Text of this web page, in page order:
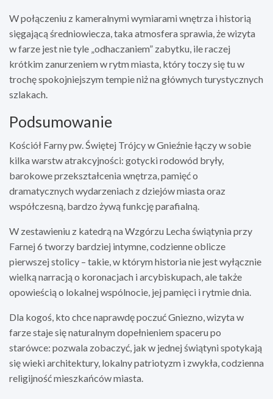
W połączeniu z kameralnymi wymiarami wnętrza i historią
sięgającą średniowiecza, taka atmosfera sprawia, że wizyta
w farze jest nie tyle „odhaczaniem” zabytku, ile raczej
krótkim zanurzeniem w rytm miasta, który toczy się tu w
trochę spokojniejszym tempie niż na głównych turystycznych
szlakach.
Podsumowanie
Kościół Farny pw. Świętej Trójcy w Gnieźnie łączy w sobie
kilka warstw atrakcyjności: gotycki rodowód bryły,
barokowe przekształcenia wnętrza, pamięć o
dramatycznych wydarzeniach z dziejów miasta oraz
współczesną, bardzo żywą funkcję parafialną.
W zestawieniu z katedrą na Wzgórzu Lecha świątynia przy
Farnej 6 tworzy bardziej intymne, codzienne oblicze
pierwszej stolicy – takie, w którym historia nie jest wyłącznie
wielką narracją o koronacjach i arcybiskupach, ale także
opowieścią o lokalnej wspólnocie, jej pamięci i rytmie dnia.
Dla kogoś, kto chce naprawdę poczuć Gniezno, wizyta w
farze staje się naturalnym dopełnieniem spaceru po
starówce: pozwala zobaczyć, jak w jednej świątyni spotykają
się wieki architektury, lokalny patriotyzm i zwykła, codzienna
religijność mieszkańców miasta.